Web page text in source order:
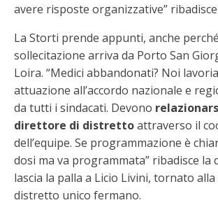
avere risposte organizzative”
La Storti prende appunti, anche
sollecitazione arriva da Porto San
Loira. “Medici abbandonati? Noi
attuazione all’accordo nazionale e
da tutti i sindacati. Devono
direttore di distrettoattraverso il
dell’equipe. Se programmazione è
dosi ma va programmata” ribadisce la
lascia la palla a Licio Livini, tornato
distretto unico fermano.